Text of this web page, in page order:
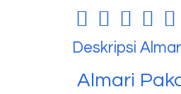
Deskripsi
Almari